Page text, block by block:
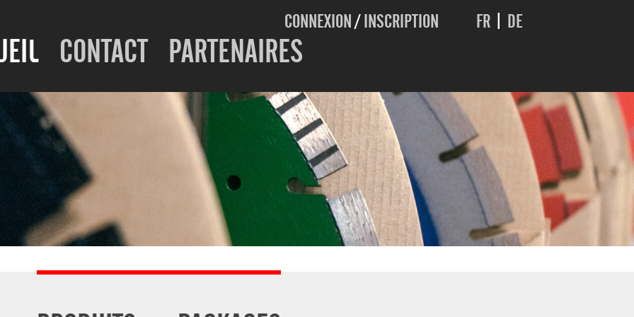
CONTACT PARTENAIRES
CONNEXION/INSCRIPTION FR DE